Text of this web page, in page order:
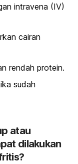
intravena (IV)
cairan
rendah protein.
sudah
atau
dilakukan